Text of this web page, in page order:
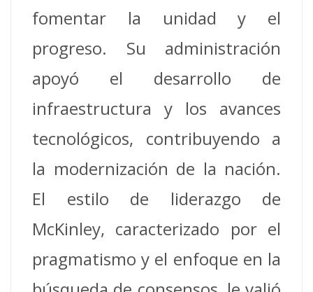
fomentar la unidad y el
progreso.
Su administración
apoyó el desarrollo de
infraestructura y los avances
tecnológicos, contribuyendo a
la modernización de la nación.
El estilo de liderazgo de
McKinley, caracterizado por el
pragmatismo y el enfoque en la